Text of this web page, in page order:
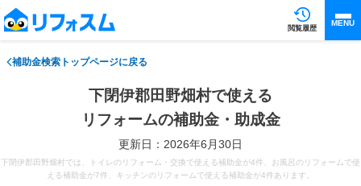
閲覧履歴
MENU
補助金検索トップページに戻る
下閉伊郡田野畑村で使える
リフォームの補助金・助成金
更新日：2026年6月30日
下閉伊郡田野畑村では、トイレのリフォーム・交換で使える補助金が4件、お風呂のリフォームで使
える補助金が7件、キッチンのリフォームで使える補助金が4件あります。